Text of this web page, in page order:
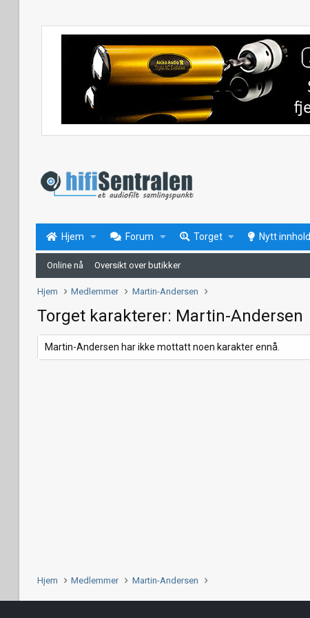
Hjem Forum Torget Nytt innhold
Online nå Oversikt over butikker
Hjem Medlemmer Martin-Andersen
Torget karakterer: Martin-Andersen
Martin-Andersen har ikke mottatt noen karakter ennå.
Hjem Medlemmer Martin-Andersen